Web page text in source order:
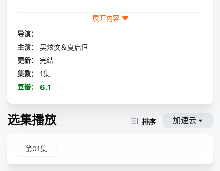
展开内容
导演：
主演：
吴炫汶＆夏启恒
更新：
完结
集数：
1集
豆瓣：
6.1
选集播放 排序 加速云
第01集